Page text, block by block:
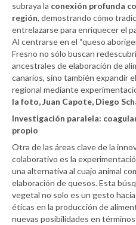
subraya la conexión profunda
región, demostrando cómo
entrelazarse para enriquecer el
Al centrarse en el “queso
Fresno no sólo buscan
ancestrales de elaboración de
canarios, sino también expandir
regional mediante
la foto, Juan Capote, Diego
Investigación paralela:
propio
Otra de las áreas clave de la
colaborativo es la
una alternativa al cuajo animal
elaboración de quesos. Esta
vegetal no solo es un gesto
éticas en la producción de
nuevas posibilidades en